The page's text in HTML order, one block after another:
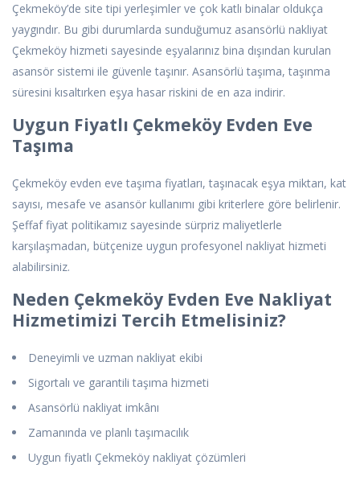
Çekmeköy’de site tipi yerleşimler ve çok katlı binalar oldukça
yaygındır. Bu gibi durumlarda sunduğumuz asansörlü nakliyat
Çekmeköy hizmeti sayesinde eşyalarınız bina dışından kurulan
asansör sistemi ile güvenle taşınır. Asansörlü taşıma, taşınma
süresini kısaltırken eşya hasar riskini de en aza indirir.
Uygun Fiyatlı Çekmeköy Evden Eve
Taşıma
Çekmeköy evden eve taşıma fiyatları, taşınacak eşya miktarı, kat
sayısı, mesafe ve asansör kullanımı gibi kriterlere göre belirlenir.
Şeffaf fiyat politikamız sayesinde sürpriz maliyetlerle
karşılaşmadan, bütçenize uygun profesyonel nakliyat hizmeti
alabilirsiniz.
Neden Çekmeköy Evden Eve Nakliyat
Hizmetimizi Tercih Etmelisiniz?
Deneyimli ve uzman nakliyat ekibi
Sigortalı ve garantili taşıma hizmeti
Asansörlü nakliyat imkânı
Zamanında ve planlı taşımacılık
Uygun fiyatlı Çekmeköy nakliyat çözümleri